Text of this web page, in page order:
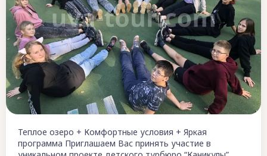
Теплое озеро + Комфортные условия + Яркая
программа Приглашаем Вас принять участие в